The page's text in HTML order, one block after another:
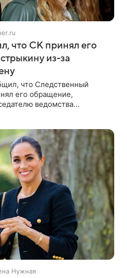
что СК принял его
из-за
что Следственный
его обращение,
ведомства
Нужная